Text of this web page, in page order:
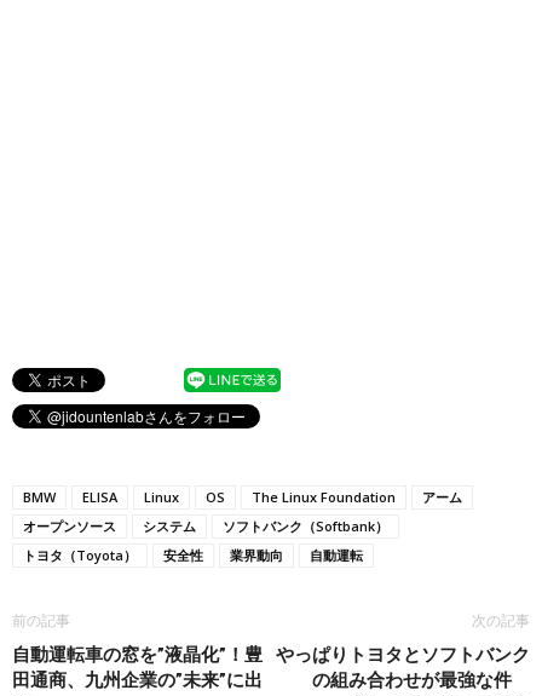
BMW ELISA Linux OS The Linux Foundation
アーム
オープンソース
システム
ソフトバンク（Softbank）
トヨタ（Toyota）
安全性 業界動向 自動運転
前の記事
自動運転車の窓を”液晶化”！豊
田通商、九州企業の”未来”に出
次の記事
やっぱりトヨタとソフトバンク
の組み合わせが最強な件